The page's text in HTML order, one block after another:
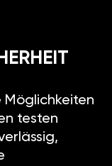
Möglichkeiten
testen